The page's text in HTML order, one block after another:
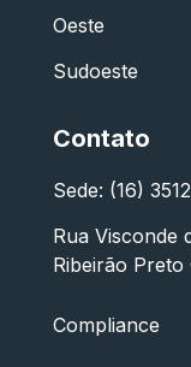
Oeste
Sudoeste
Contato
Sede: (16)
Rua Visconde
Ribeirão Preto
Compliance